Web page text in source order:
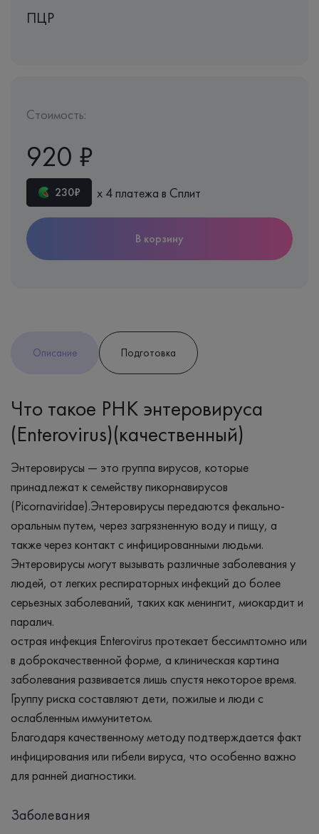
ПЦР
Стоимость:
920 ₽
230₽ х 4 платежа в Сплит
В корзину
Описание Подготовка
Что такое РНК энтеровируса
(Enterovirus)(качественный)
Энтеровирусы — это группа вирусов, которые
принадлежат к семейству пикорнавирусов
(Picornaviridae).Энтеровирусы передаются фекально-
оральным путем, через загрязненную воду и пищу, а
также через контакт с инфицированными людьми.
Энтеровирусы могут вызывать различные заболевания у
людей, от легких респираторных инфекций до более
серьезных заболеваний, таких как менингит, миокардит и
паралич.
острая инфекция Enterovirus протекает бессимптомно или
в доброкачественной форме, а клиническая картина
заболевания развивается лишь спустя некоторое время.
Группу риска составляют дети, пожилые и люди с
ослабленным иммунитетом.
Благодаря качественному методу подтверждается факт
инфицирования или гибели вируса, что особенно важно
для ранней диагностики.
Заболевания